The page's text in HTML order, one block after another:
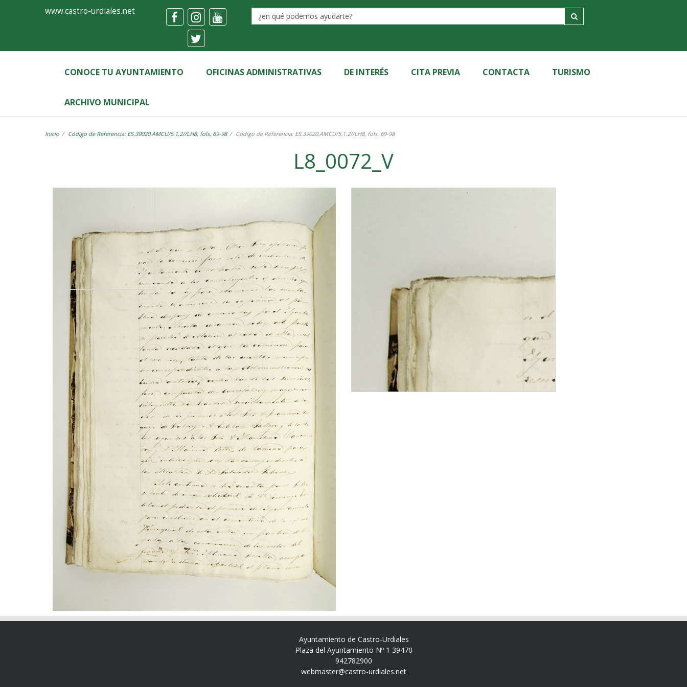
Ayuntamiento
Castro-
Urdiales
www.castro-urdiales.net
CONOCE TU AYUNTAMIENTO OFICINAS ADMINISTRATIVAS DE INTERÉS CITA PREVIA CONTACTA TURISMO
ARCHIVO MUNICIPAL
Inicio Código de Referencia: ES.39020.AMCU/5.1.2//LH8, fols. 69-98 Código de Referencia: ES.39020.AMCU/5.1.2//LH8, fols. 69-98
L8_0072_V
Ayuntamiento de Castro-Urdiales
Plaza del Ayuntamiento Nº 1 39470
942782900
webmaster@castro-urdiales.net